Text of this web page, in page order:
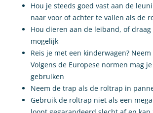
Hou je steeds goed vast aan de
naar voor of achter te vallen als de
Hou dieren aan de leiband, of
mogelijk
Reis je met een kinderwagen?
Volgens de Europese normen mag
gebruiken
Neem de trap als de roltrap in
Gebruik de roltrap niet als een